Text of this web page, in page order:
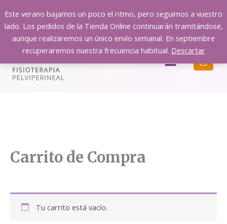
Este verano bajamos un poco el ritmo, pero seguimos a vuestro
lado. Los pedidos de la Tienda Online continuarán tramitándose,
aunque realizaremos un único envío semanal. En septiembre
recuperaremos nuestra frecuencia habitual. Descartar
contenido
Menú
Carrito de Compra
Tu carrito está vacío.